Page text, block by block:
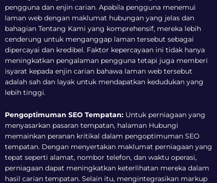
pengguna dan enjin carian. Apabila pengguna menemui
laman web dengan maklumat hubungan yang jelas dan
bahagian Tentang Kami yang komprehensif, mereka lebih
cenderung untuk menganggap laman tersebut sebagai
dipercayai dan kredibel. Faktor kepercayaan ini tidak hanya
meningkatkan pengalaman pengguna tetapi juga memberi
isyarat kepada enjin carian bahawa laman web tersebut
adalah sah dan layak untuk mendapatkan kedudukan yang
lebih tinggi.
Pengoptimuman SEO Tempatan: Untuk perniagaan yang
menyasarkan pasaran tempatan, halaman Hubungi
memainkan peranan kritikal dalam pengoptimuman SEO
tempatan. Dengan menyertakan maklumat perniagaan yang
tepat seperti alamat, nombor telefon, dan waktu operasi,
perniagaan dapat meningkatkan keterlihatan mereka dalam
hasil carian tempatan. Selain itu, mengintegrasikan markup